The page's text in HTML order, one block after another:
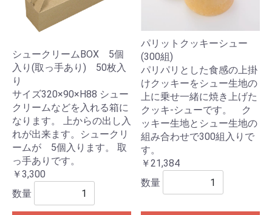
シュークリームBOX 5個
入り(取っ手あり) 50枚入
り
サイズ320×90×H88 シュー
クリームなどを入れる箱に
なります。 上からの出し入
れが出来ます。シュークリ
ームが 5個入ります。 取
っ手ありです。
￥3,300
数量
パリットクッキーシュー
(300組)
パリパリとした食感の上掛
けクッキーをシュー生地の
上に乗せ一緒に焼き上げた
クッキ-シューです。 ク
ッキー生地とシュー生地の
組み合わせで300組入りで
す。
￥21,384
数量